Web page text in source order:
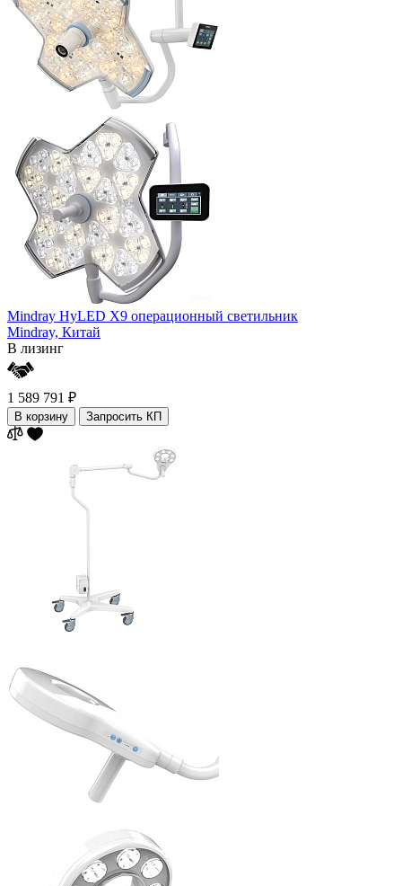
Mindray HyLED X9 операционный светильник
Mindray, Китай
В лизинг
1 589 791 ₽
В корзину Запросить КП